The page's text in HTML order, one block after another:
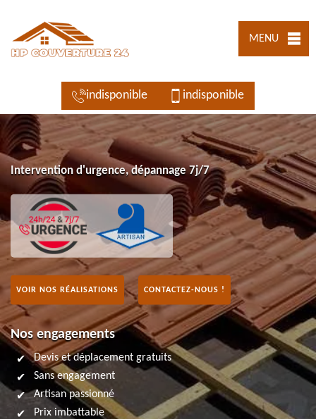
MENU
indisponible indisponible
Intervention d'urgence, dépannage 7j/7
VOIR NOS RÉALISATIONS CONTACTEZ-NOUS !
Nos engagements
Devis et déplacement gratuits
Sans engagement
Artisan passionné
Prix imbattable